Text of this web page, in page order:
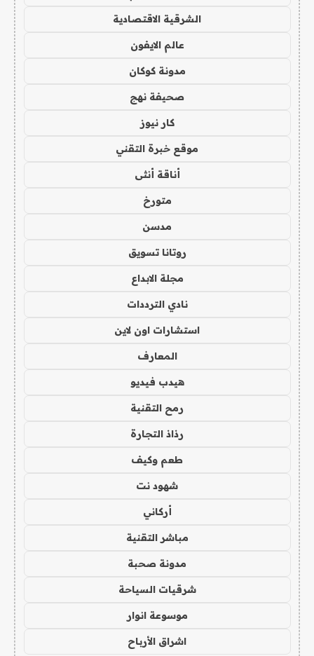
الشرقية الاقتصادية
عالم الايفون
مدونة كوكان
صحيفة نهج
كار نيوز
موقع خبرة التقني
أناقة أنثى
متورخ
مدسن
روتانا تسويق
مجلة الابداع
نادي الترددات
استشارات اون لاين
المعارف
هيدب فيديو
رمح التقنية
رذاذ التجارة
طعم وكيف
شهود نت
أركاني
مباشر التقنية
مدونة صحبة
شرقيات السياحة
موسوعة انوار
اشراق الأرباح